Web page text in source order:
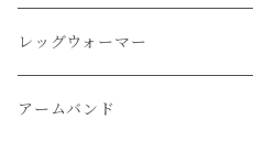
レッグウォーマー
アームバンド